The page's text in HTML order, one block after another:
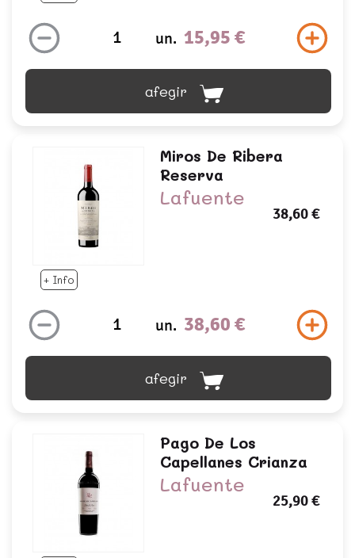
un. 15,95 €
afegir
+ Info
Miros De Ribera
Reserva
Lafuente
38,60 €
un. 38,60 €
afegir
Pago De Los
Capellanes Crianza
Lafuente
25,90 €